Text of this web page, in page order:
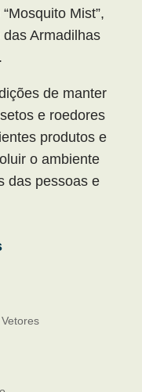
Mist”,
Armadilhas
de manter
e roedores
produtos e
o ambiente
das pessoas e